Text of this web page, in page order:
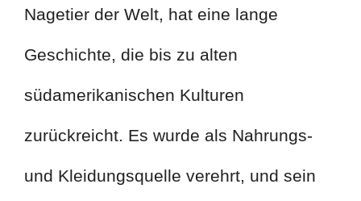
Nagetier der Welt, hat eine lange
Geschichte, die bis zu alten
südamerikanischen Kulturen
zurückreicht. Es wurde als Nahrungs-
und Kleidungsquelle verehrt, und sein